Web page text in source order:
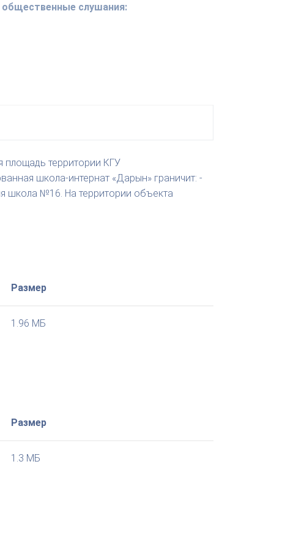
общественные слушания:
площадь территории КГУ
школа-интернат «Дарын» граничит: -
№16. На территории объекта
Размер
1.96 МБ
Размер
1.3 МБ